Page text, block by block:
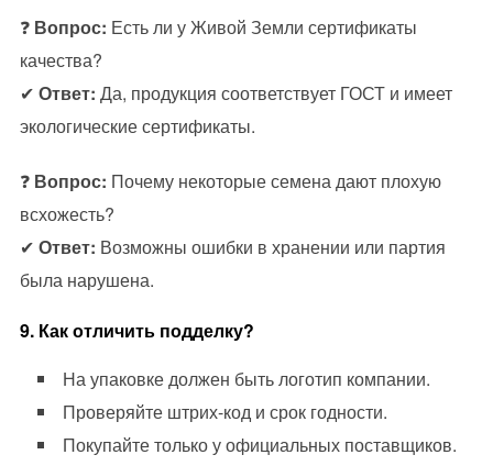
❓ Вопрос: Есть ли у Живой Земли сертификаты
качества?
✔ Ответ: Да, продукция соответствует ГОСТ и имеет
экологические сертификаты.
❓ Вопрос: Почему некоторые семена дают плохую
всхожесть?
✔ Ответ: Возможны ошибки в хранении или партия
была нарушена.
9. Как отличить подделку?
На упаковке должен быть логотип компании.
Проверяйте штрих-код и срок годности.
Покупайте только у официальных поставщиков.